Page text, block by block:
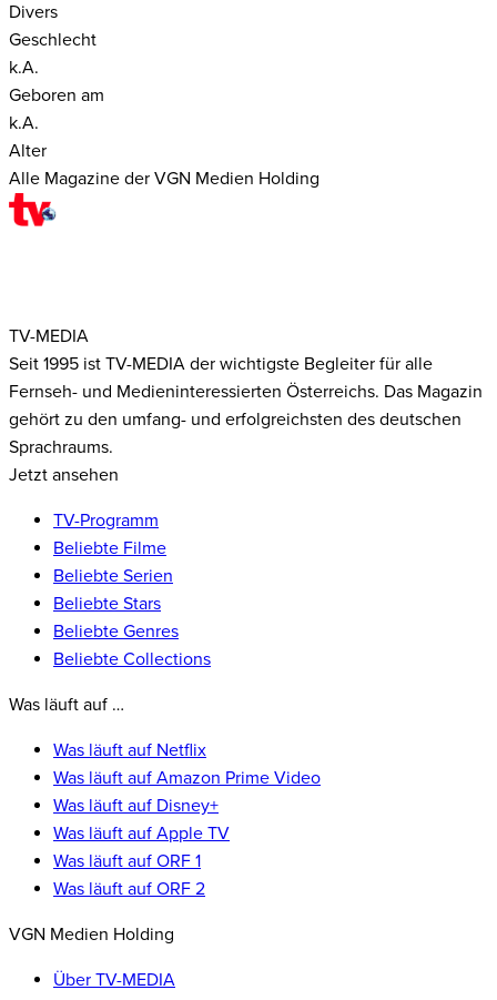
Divers
Geschlecht
k.A.
Geboren am
k.A.
Alter
Alle Magazine der VGN Medien Holding
TV-MEDIA
Seit 1995 ist TV-MEDIA der wichtigste Begleiter für alle
Fernseh- und Medieninteressierten Österreichs. Das Magazin
gehört zu den umfang- und erfolgreichsten des deutschen
Sprachraums.
Jetzt ansehen
TV-Programm
Beliebte Filme
Beliebte Serien
Beliebte Stars
Beliebte Genres
Beliebte Collections
Was läuft auf …
Was läuft auf Netflix
Was läuft auf Amazon Prime Video
Was läuft auf Disney+
Was läuft auf Apple TV
Was läuft auf ORF 1
Was läuft auf ORF 2
VGN Medien Holding
Über TV-MEDIA